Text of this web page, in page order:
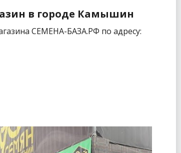
в городе Камышин
СЕМЕНА-БАЗА.РФ по адресу: